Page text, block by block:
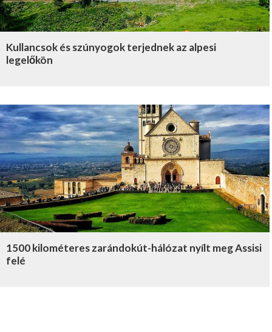
Kullancsok és szúnyogok terjednek az alpesi
legelőkön
1500 kilométeres zarándokút-hálózat nyílt meg Assisi
felé